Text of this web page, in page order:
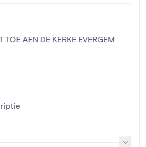
TOE AEN DE KERKE EVERGEM